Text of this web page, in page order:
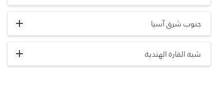
جنوب شرق آسيا
شبه القارة الهندية